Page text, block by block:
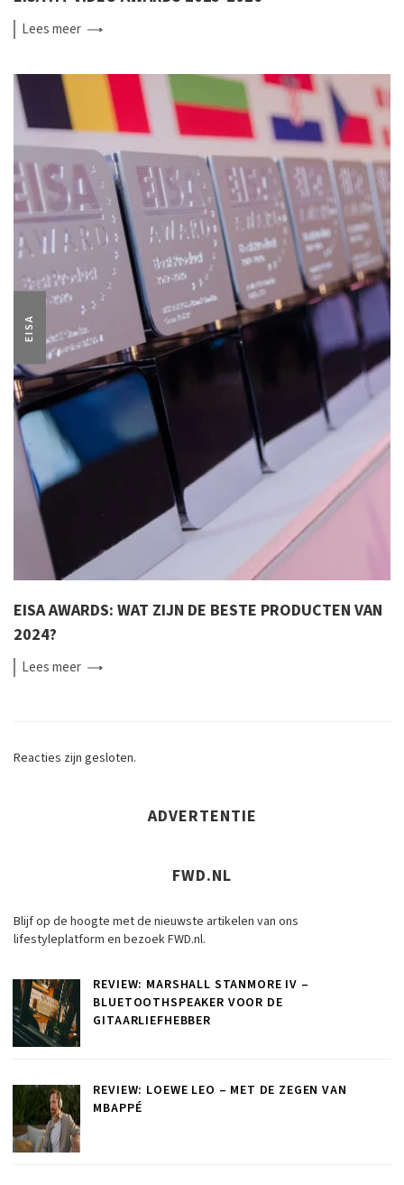
Leesmeer
EISA
EISA AWARDS: WAT ZIJN DE BESTE PRODUCTEN VAN
2024?
Leesmeer
Reacties zijn gesloten.
ADVERTENTIE
FWD.NL
Blijf op de hoogte met de nieuwste artikelen van ons
lifestyleplatform en bezoek FWD.nl.
REVIEW: MARSHALL STANMORE IV –
BLUETOOTHSPEAKER VOOR DE
GITAARLIEFHEBBER
REVIEW: LOEWE LEO – MET DE ZEGEN VAN
MBAPPÉ